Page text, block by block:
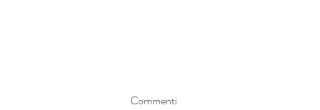
Commenti